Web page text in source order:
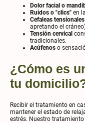
Dolor facial o
Ruidos o "clics" en
Cefaleas tensionales
apretando el
Tensión cervical
tradicionales.
Acúfenos o
¿Cómo es
tu
Recibir el tratamiento en
mantener el estado de
estrés. Nuestro tratamiento